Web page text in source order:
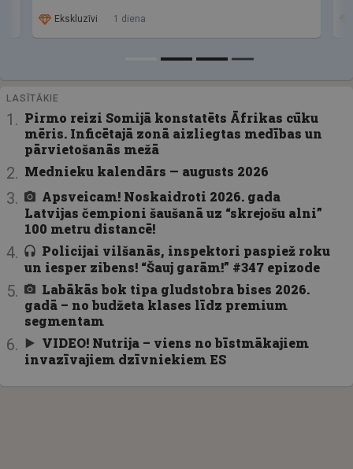
Ekskluzīvi 1 diena
LASĪTĀKIE
Pirmo reizi Somijā konstatēts Āfrikas cūku
mēris. Inficētajā zonā aizliegtas medības un
pārvietošanās mežā
Mednieku kalendārs — augusts 2026
Apsveicam! Noskaidroti 2026. gada
Latvijas čempioni šaušanā uz “skrejošu alni”
100 metru distancē!
Policijai vilšanās, inspektori paspiež roku
un iesper zibens! “Šauj garām!” #347 epizode
Labākās bok tipa gludstobra bises 2026.
gadā – no budžeta klases līdz premium
segmentam
VIDEO! Nutrija – viens no bīstmākajiem
invazīvajiem dzīvniekiem ES